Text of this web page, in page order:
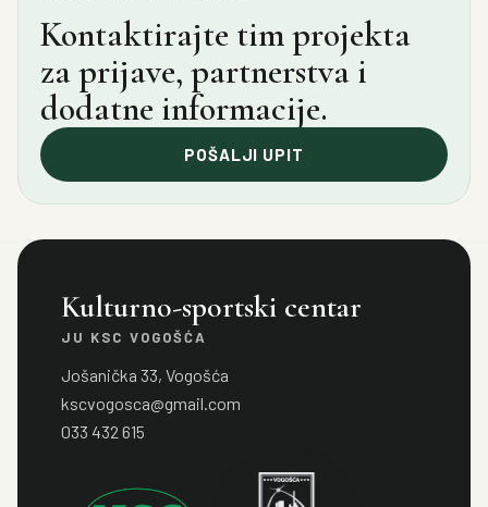
Kontaktirajte tim projekta
za prijave, partnerstva i
dodatne informacije.
POŠALJI UPIT
Kulturno-sportski centar
JU KSC VOGOŠĆA
Jošanička 33, Vogošća
kscvogosca@gmail.com
033 432 615